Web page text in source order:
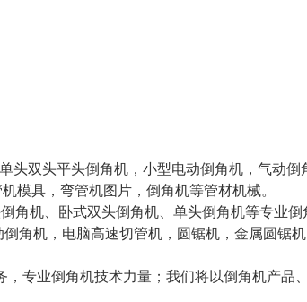
双头平头倒角机，小型电动倒角机，气动
模具，弯管机图片，倒角机等管材机械。
机、卧式双头倒角机、单头倒角机等专业倒
机，电脑高速切管机，圆锯机，金属圆锯
专业倒角机技术力量；我们将以倒角机产品